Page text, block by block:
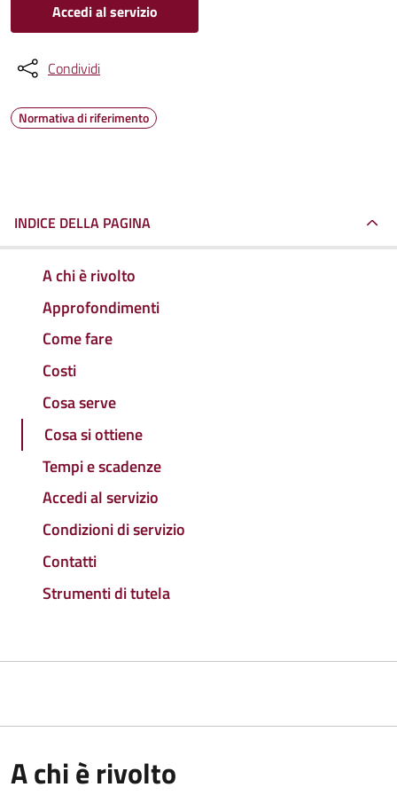
Accedi al servizio
Condividi
Normativa di riferimento
INDICE DELLA PAGINA
A chi è rivolto
Approfondimenti
Come fare
Costi
Cosa serve
Cosa si ottiene
Tempi e scadenze
Accedi al servizio
Condizioni di servizio
Contatti
Strumenti di tutela
A chi è rivolto